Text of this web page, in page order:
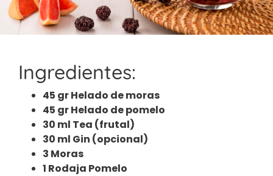
Ingredientes:
45 gr Helado de moras
45 gr Helado de pomelo
30 ml Tea (frutal)
30 ml Gin (opcional)
3 Moras
1 Rodaja Pomelo